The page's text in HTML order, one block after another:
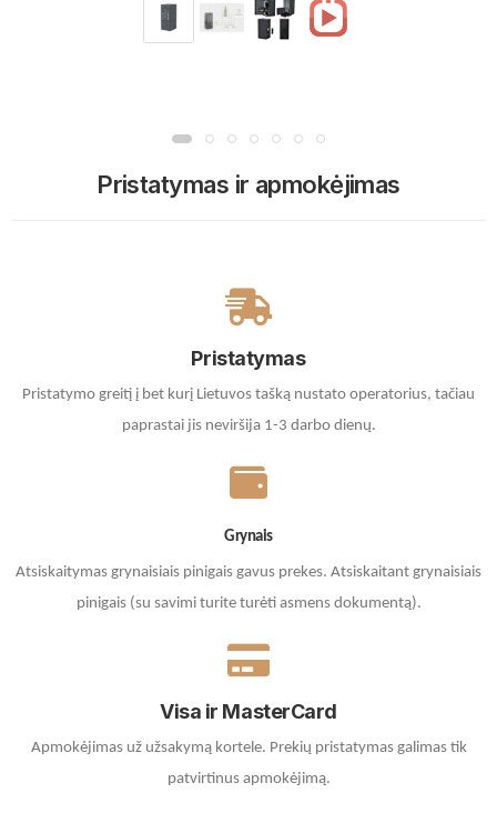
Pristatymas ir apmokėjimas
Pristatymas
Pristatymo greitį į bet kurį Lietuvos tašką nustato operatorius, tačiau
paprastai jis neviršija 1-3 darbo dienų.
Grynais
Atsiskaitymas grynaisiais pinigais gavus prekes. Atsiskaitant grynaisiais
pinigais (su savimi turite turėti asmens dokumentą).
Visa ir MasterCard
Apmokėjimas už užsakymą kortele. Prekių pristatymas galimas tik
patvirtinus apmokėjimą.